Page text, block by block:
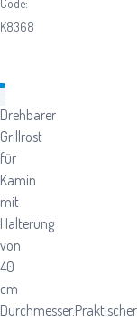
Code:
K8368
Drehbarer
Grillrost
für
Kamin
mit
Halterung
von
40
cm
Durchmesser.Praktischer